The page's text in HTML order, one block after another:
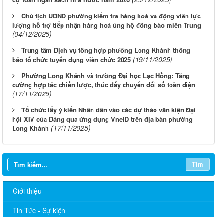
Chủ tịch UBND phường kiểm tra hàng hoá và động viên lực
lượng hỗ trợ tiếp nhận hàng hoá ủng hộ đồng bào miền Trung
(04/12/2025)
Trung tâm Dịch vụ tổng hợp phường Long Khánh thông
báo tổ chức tuyển dụng viên chức 2025 (19/11/2025)
Phường Long Khánh và trường Đại học Lạc Hồng: Tăng
cường hợp tác chiến lược, thúc đẩy chuyển đổi số toàn diện
(17/11/2025)
Tổ chức lấy ý kiến Nhân dân vào các dự thảo văn kiện Đại
hội XIV của Đảng qua ứng dụng VneID trên địa bàn phường
Long Khánh (17/11/2025)
Tìm
Giới thiệu
Tin Tức - Sự kiện